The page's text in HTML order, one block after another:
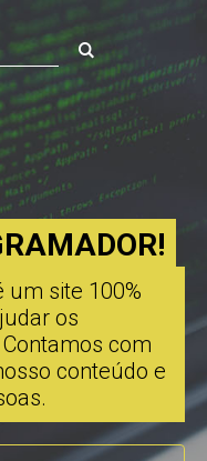
um site 100%
os
com
conteúdo e